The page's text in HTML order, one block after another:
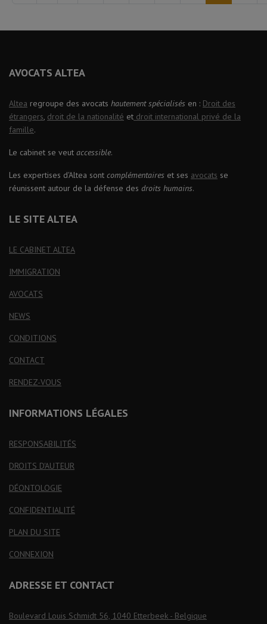
AVOCATS ALTEA
Altea regroupe des avocats hautement spécialisés en : Droit des
étrangers, droit de la nationalité et droit international privé de la
famille.
Le cabinet se veut accessible.
Les expertises d'Altea sont complémentaires et ses avocats se
réunissent autour de la défense des droits humains.
LE SITE ALTEA
LE CABINET ALTEA
IMMIGRATION
AVOCATS
NEWS
CONDITIONS
CONTACT
RENDEZ-VOUS
INFORMATIONS LÉGALES
RESPONSABILITÉS
DROITS D'AUTEUR
DÉONTOLOGIE
CONFIDENTIALITÉ
PLAN DU SITE
CONNEXION
ADRESSE ET CONTACT
Boulevard Louis Schmidt 56, 1040 Etterbeek - Belgique